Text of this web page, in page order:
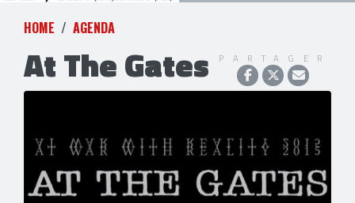
HOME AGENDA
At The Gates PARTAGER